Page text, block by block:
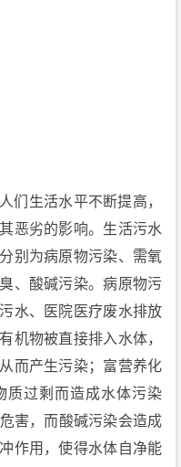
们生活水平不断提高，
恶劣的影响。生活污水
别为病原物污染、需氧
、酸碱污染。病原物污
水、医院医疗废水排放
机物被直接排入水体，
而产生污染；富营养化
质过剩而造成水体污染
害，而酸碱污染会造成
作用，使得水体自净能